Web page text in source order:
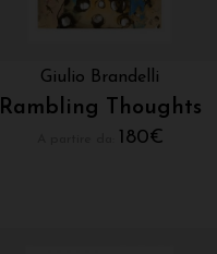
Giulio Brandelli
Rambling Thoughts
180€